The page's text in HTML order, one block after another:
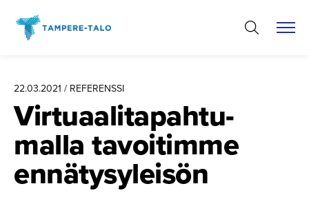
sisältöön
22.03.2021 / REFERENSSI
Virtuaali­ta­pah­tu­
malla tavoitimme
ennätysy­leisön